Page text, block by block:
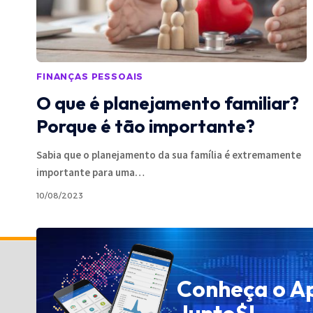
FINANÇAS PESSOAIS
O que é planejamento familiar?
Porque é tão importante?
Sabia que o planejamento da sua família é extremamente
importante para uma…
10/08/2023
Política de Privacidade
Conheça o